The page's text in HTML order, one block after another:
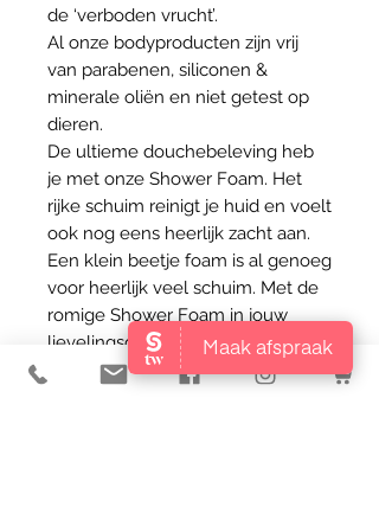
de ‘verboden vrucht’.
Al onze bodyproducten zijn vrij
van parabenen, siliconen &
minerale oliën en niet getest op
dieren.
De ultieme douchebeleving heb
je met onze Shower Foam. Het
rijke schuim reinigt je huid en voelt
ook nog eens heerlijk zacht aan.
Een klein beetje foam is al genoeg
voor heerlijk veel schuim. Met de
romige Shower Foam in jouw
lievelingsgeur start je je dag goed!
Tip: Ook geschikt als